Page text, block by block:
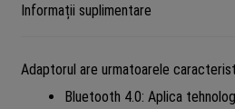
Informații suplimentare
Adaptorul are urmatoarele
Bluetooth 4.0: Aplica